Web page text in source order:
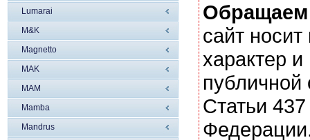
Lumarai
M&K
Magnetto
MAK
MAM
Mamba
Mandrus
сайт
характер
Статьи